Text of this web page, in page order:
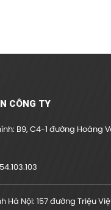
CÔNG TY
B9, C4-1 đường Hoàng
Hà Nội: 157 đường Triệu